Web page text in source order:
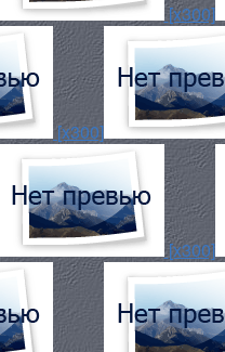
[x300]
[x300]
[x300]